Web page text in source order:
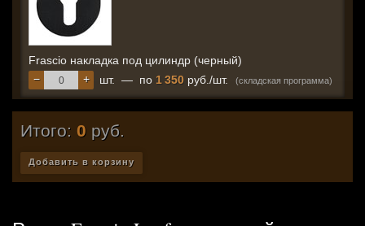
Frascio накладка под цилиндр (черный)
+
− шт. — по 1 350 руб./шт. (складская программа)
Итого: 0 руб.
Добавить в корзину